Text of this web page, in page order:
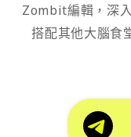
Zombit編輯，深
搭配其他大腦食